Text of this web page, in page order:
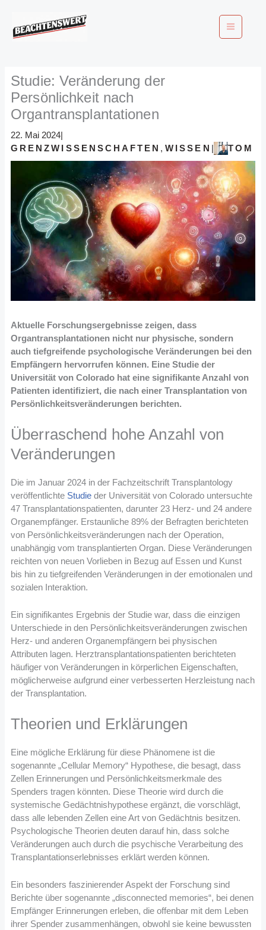
springen
Studie: Veränderung der
Persönlichkeit nach
Organtransplantationen
22. Mai 2024|
GRENZWISSENSCHAFTEN ,WISSEN | TOM
Aktuelle Forschungsergebnisse zeigen, dass
Organtransplantationen nicht nur physische, sondern
auch tiefgreifende psychologische Veränderungen bei den
Empfängern hervorrufen können. Eine Studie der
Universität von Colorado hat eine signifikante Anzahl von
Patienten identifiziert, die nach einer Transplantation von
Persönlichkeitsveränderungen berichten.
Überraschend hohe Anzahl von
Veränderungen
Die im Januar 2024 in der Fachzeitschrift Transplantology
veröffentlichte Studie der Universität von Colorado untersuchte
47 Transplantationspatienten, darunter 23 Herz- und 24 andere
Organempfänger. Erstaunliche 89% der Befragten berichteten
von Persönlichkeitsveränderungen nach der Operation,
unabhängig vom transplantierten Organ. Diese Veränderungen
reichten von neuen Vorlieben in Bezug auf Essen und Kunst
bis hin zu tiefgreifenden Veränderungen in der emotionalen und
sozialen Interaktion.
Ein signifikantes Ergebnis der Studie war, dass die einzigen
Unterschiede in den Persönlichkeitsveränderungen zwischen
Herz- und anderen Organempfängern bei physischen
Attributen lagen. Herztransplantationspatienten berichteten
häufiger von Veränderungen in körperlichen Eigenschaften,
möglicherweise aufgrund einer verbesserten Herzleistung nach
der Transplantation.
Theorien und Erklärungen
Eine mögliche Erklärung für diese Phänomene ist die
sogenannte „Cellular Memory“ Hypothese, die besagt, dass
Zellen Erinnerungen und Persönlichkeitsmerkmale des
Spenders tragen könnten. Diese Theorie wird durch die
systemische Gedächtnishypothese ergänzt, die vorschlägt,
dass alle lebenden Zellen eine Art von Gedächtnis besitzen.
Psychologische Theorien deuten darauf hin, dass solche
Veränderungen auch durch die psychische Verarbeitung des
Transplantationserlebnisses erklärt werden können.
Ein besonders faszinierender Aspekt der Forschung sind
Berichte über sogenannte „disconnected memories“, bei denen
Empfänger Erinnerungen erleben, die offenbar mit dem Leben
ihrer Spender zusammenhängen, obwohl sie keine bewussten